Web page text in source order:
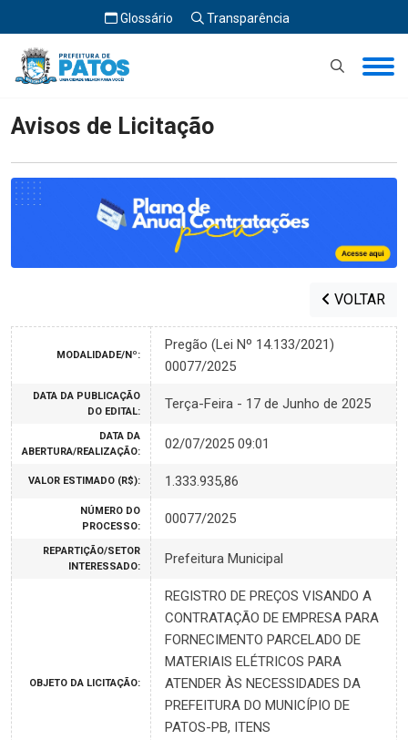
Glossário Transparência
Início Avisos de Licitação
Avisos de Licitação
VOLTAR
MODALIDADE/Nº:
Pregão (Lei Nº 14.133/2021)
00077/2025
DATA DA PUBLICAÇÃO
DO EDITAL:
Terça-Feira - 17 de Junho de 2025
DATA DA
ABERTURA/REALIZAÇÃO:
02/07/2025 09:01
VALOR ESTIMADO (R$): 1.333.935,86
NÚMERO DO
PROCESSO:
00077/2025
REPARTIÇÃO/SETOR
INTERESSADO:
Prefeitura Municipal
OBJETO DA LICITAÇÃO:
REGISTRO DE PREÇOS VISANDO A
CONTRATAÇÃO DE EMPRESA PARA
FORNECIMENTO PARCELADO DE
MATERIAIS ELÉTRICOS PARA
ATENDER ÀS NECESSIDADES DA
PREFEITURA DO MUNICÍPIO DE
PATOS-PB, ITENS